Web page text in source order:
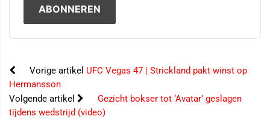
Vorige artikel UFC Vegas 47 | Strickland pakt winst op
Hermansson
Volgende artikel
Gezicht bokser tot ‘Avatar’ geslagen
tijdens wedstrijd (video)